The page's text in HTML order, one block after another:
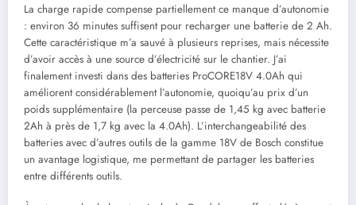
La charge rapide compense partiellement ce manque d’autonomie
: environ 36 minutes suffisent pour recharger une batterie de 2 Ah.
Cette caractéristique m’a sauvé à plusieurs reprises, mais nécessite
d’avoir accès à une source d’électricité sur le chantier. J’ai
finalement investi dans des batteries ProCORE18V 4.0Ah qui
améliorent considérablement l’autonomie, quoiqu’au prix d’un
poids supplémentaire (la perceuse passe de 1,45 kg avec batterie
2Ah à près de 1,7 kg avec la 4.0Ah). L’interchangeabilité des
batteries avec d’autres outils de la gamme 18V de Bosch constitue
un avantage logistique, me permettant de partager les batteries
entre différents outils.